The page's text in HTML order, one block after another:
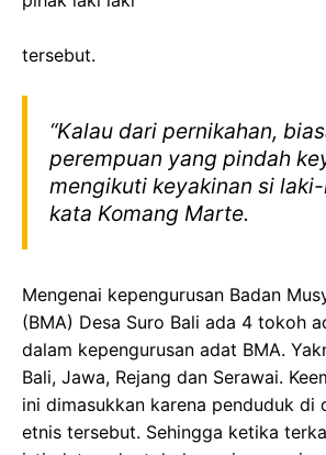
tersebut.
“Kalau dari pernikahan,
perempuan yang pindah
mengikuti keyakinan si laki-
kata Komang Marte.
Mengenai kepengurusan Badan
(BMA) Desa Suro Bali ada 4 tokoh
dalam kepengurusan adat BMA.
Bali, Jawa, Rejang dan Serawai.
ini dimasukkan karena penduduk di
etnis tersebut. Sehingga ketika